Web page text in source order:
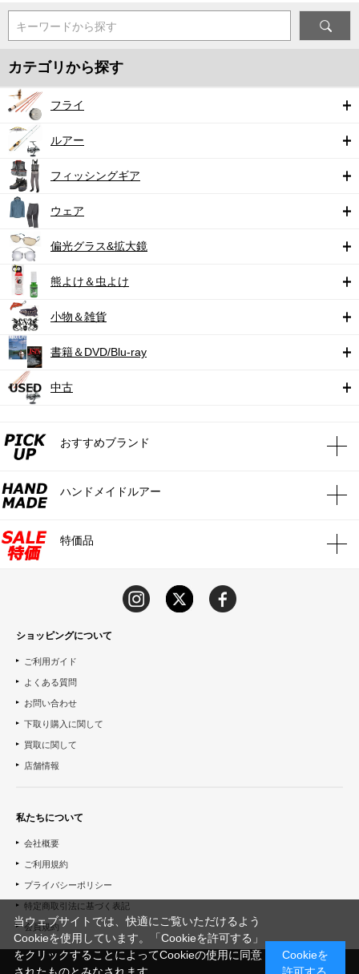
キーワードから探す
カテゴリから探す
フライ
ルアー
フィッシングギア
ウェア
偏光グラス&拡大鏡
熊よけ＆虫よけ
小物＆雑貨
書籍＆DVD/Blu-ray
中古
おすすめブランド
ハンドメイドルアー
特価品
ショッピングについて
ご利用ガイド
よくある質問
お問い合わせ
下取り購入に関して
買取に関して
店舗情報
私たちについて
会社概要
ご利用規約
プライバシーポリシー
特定商取引法に基づく表記
会員規約
当ウェブサイトでは、快適にご覧いただけるよう
Cookieを使用しています。「Cookieを許可する」
をクリックすることによってCookieの使用に同意
Cookieを